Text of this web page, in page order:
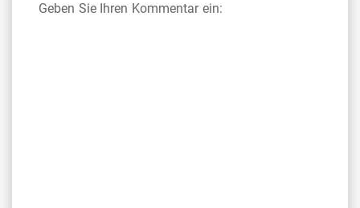
Geben Sie Ihren Kommentar ein: